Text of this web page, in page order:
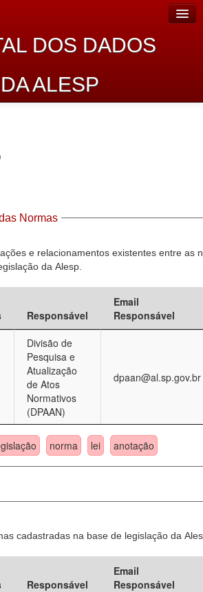
DOS DADOS
ALESP
Abertos
Normas
e relacionamentos existentes entre as
da Alesp.
Responsável
Email
Responsável
Divisão de
Pesquisa e
Atualização
de Atos
Normativos
(DPAAN)
dpaan@al.sp.gov.br
norma lei anotação
cadastradas na base de legislação da
Responsável
Email
Responsável